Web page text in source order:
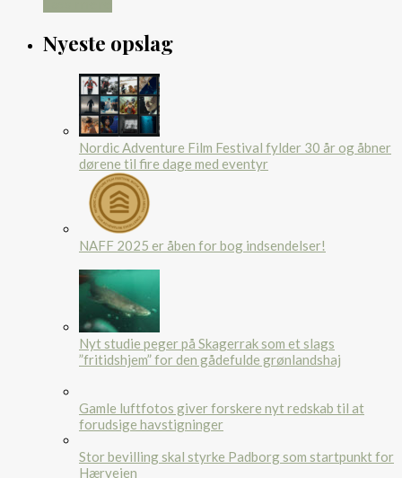
Nyeste opslag
Nordic Adventure Film Festival fylder 30 år og åbner
dørene til fire dage med eventyr
NAFF 2025 er åben for bog indsendelser!
Nyt studie peger på Skagerrak som et slags
”fritidshjem” for den gådefulde grønlandshaj
Gamle luftfotos giver forskere nyt redskab til at
forudsige havstigninger
Stor bevilling skal styrke Padborg som startpunkt for
Hærvejen